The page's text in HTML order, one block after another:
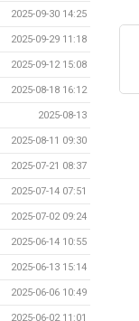
2025-09-30 14:25
2025-09-29 11:18
2025-09-12 15:08
2025-08-18 16:12
2025-08-13
2025-08-11 09:30
2025-07-21 08:37
2025-07-14 07:51
2025-07-02 09:24
2025-06-14 10:55
2025-06-13 15:14
2025-06-06 10:49
2025-06-02 11:01